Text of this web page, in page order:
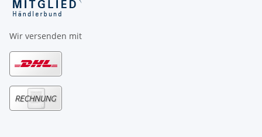
Wir versenden mit